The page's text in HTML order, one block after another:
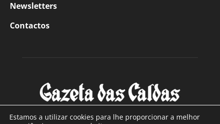
Newsletters
Contactos
Estamos a utilizar cookies para lhe proporcionar a melhor